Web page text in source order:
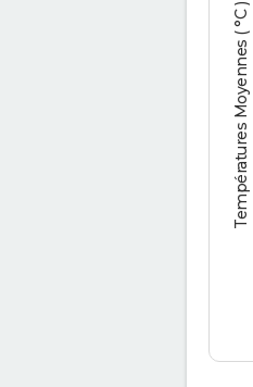
Températures Moyennes ( °C )